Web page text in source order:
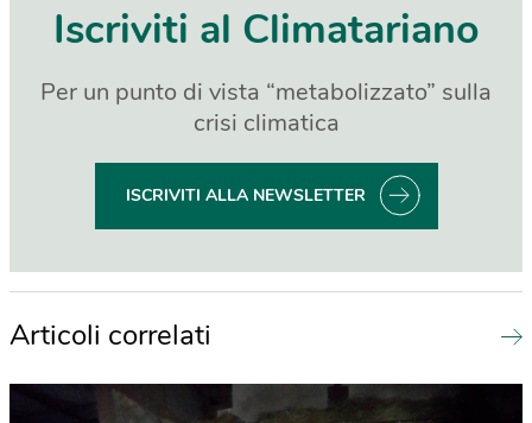
Iscriviti al Climatariano
Per un punto di vista “metabolizzato” sulla
crisi climatica
ISCRIVITI ALLA NEWSLETTER
Articoli correlati